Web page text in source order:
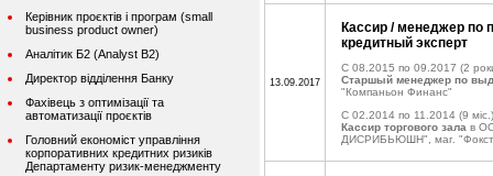
Керівник проєктів і програм (small
business product owner)
Аналітик Б2 (Analyst B2)
Директор відділення Банку
Фахівець з оптимізації та
автоматизації проєктів
Головний економіст управління
корпоративних кредитних ризиків
Департаменту ризик-менеджменту
13.09.2017
Кассир / менеджер по
кредитный эксперт
C 08.2015 по 09.2017 (2
Старшый менеджер по
"Компаньон Финанс"
C 02.2014 по 11.2014 (9 міс.)
Кассир торгового зала в
ДИСРИБЬЮШН", маг.